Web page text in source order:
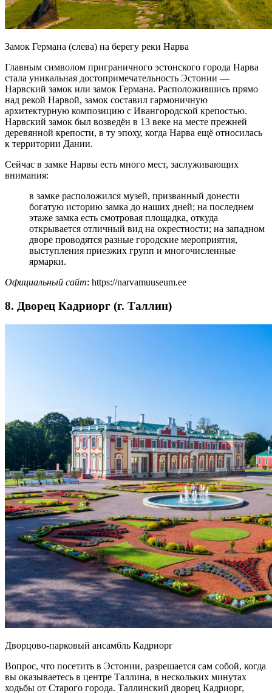
Замок Германа (слева) на берегу реки Нарва
Главным символом приграничного эстонского города Нарва
стала уникальная достопримечательность Эстонии —
Нарвский замок или замок Германа. Расположившись прямо
над рекой Нарвой, замок составил гармоничную
архитектурную композицию с Ивангородской крепостью.
Нарвский замок был возведён в 13 веке на месте прежней
деревянной крепости, в ту эпоху, когда Нарва ещё относилась
к территории Дании.
Сейчас в замке Нарвы есть много мест, заслуживающих
внимания:
в замке расположился музей, призванный донести
богатую историю замка до наших дней; на последнем
этаже замка есть смотровая площадка, откуда
открывается отличный вид на окрестности; на западном
дворе проводятся разные городские мероприятия,
выступления приезжих групп и многочисленные
ярмарки.
Официальный сайт: https://narvamuuseum.ee
8. Дворец Кадриорг (г. Таллин)
Дворцово-парковый ансамбль Кадриорг
Вопрос, что посетить в Эстонии, разрешается сам собой, когда
вы оказываетесь в центре Таллина, в нескольких минутах
ходьбы от Старого города. Таллинский дворец Кадриорг,